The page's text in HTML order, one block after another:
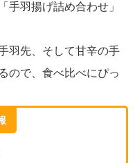
手羽揚げ詰め合わせ」
羽先、そして甘辛の手
ので、食べ比べにぴっ